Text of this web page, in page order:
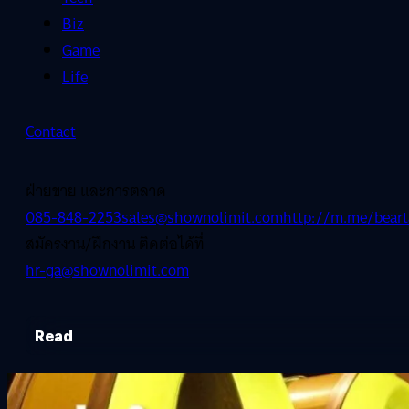
Biz
Game
Life
Contact
ฝ่ายขาย และการตลาด
085-848-2253sales@shownolimit.comhttp://m.me/
สมัครงาน/ฝึกงาน ติดต่อได้ที่
hr-ga@shownolimit.com
Read